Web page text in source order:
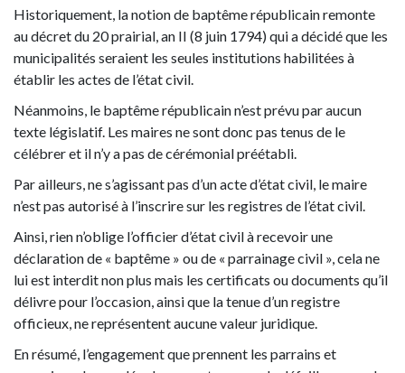
Historiquement, la notion de baptême républicain remonte
au décret du 20 prairial, an II (8 juin 1794) qui a décidé que les
municipalités seraient les seules institutions habilitées à
établir les actes de l’état civil.
Néanmoins, le baptême républicain n’est prévu par aucun
texte législatif. Les maires ne sont donc pas tenus de le
célébrer et il n’y a pas de cérémonial préétabli.
Par ailleurs, ne s’agissant pas d’un acte d’état civil, le maire
n’est pas autorisé à l’inscrire sur les registres de l’état civil.
Ainsi, rien n’oblige l’officier d’état civil à recevoir une
déclaration de « baptême » ou de « parrainage civil », cela ne
lui est interdit non plus mais les certificats ou documents qu’il
délivre pour l’occasion, ainsi que la tenue d’un registre
officieux, ne représentent aucune valeur juridique.
En résumé, l’engagement que prennent les parrains et